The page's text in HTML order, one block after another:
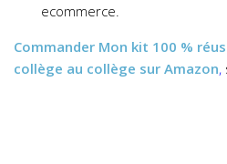
ecommerce.
Commander Mon kit 100 %
collège au collège sur Amazon,